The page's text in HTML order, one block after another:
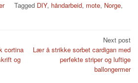
Tagged DIY, håndarbeid, mote, Norge,
cortina
og
Next post
Lær å strikke sorbet cardigan med
perfekte striper og luftige
ballongermer